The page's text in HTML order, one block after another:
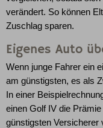
verändert. So können
Zuschlag sparen.
Eigenes Auto
Wenn junge Fahrer ein
am günstigsten, es als
In einer
einen Golf IV die
günstigsten Versicherer